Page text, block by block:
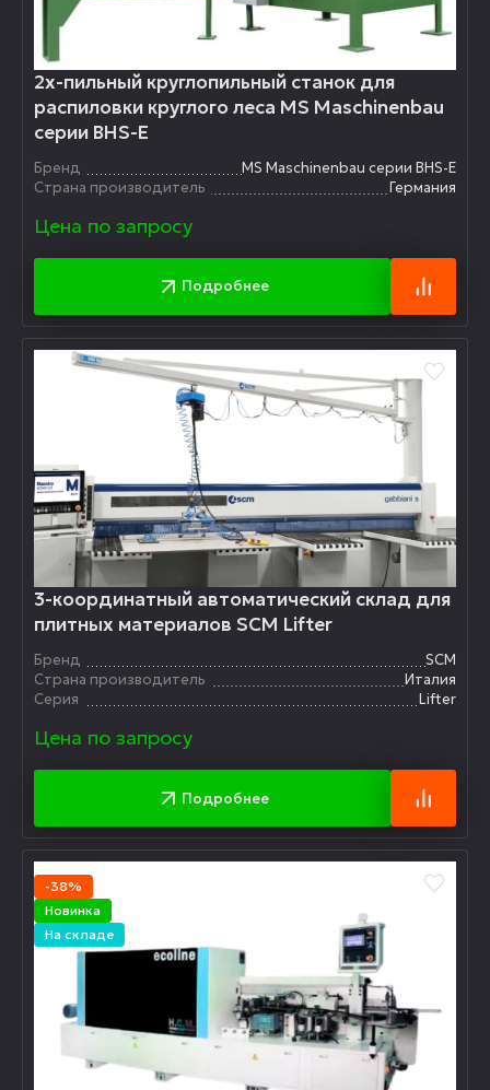
2х-пильный круглопильный станок для
распиловки круглого леса MS Maschinenbau
серии BHS-E
Бренд
MS Maschinenbau серии BHS-E
Страна производитель
Германия
Цена по запросу
Подробнее
3-координатный автоматический склад для
плитных материалов SCM Lifter
Бренд
SCM
Страна производитель
Италия
Серия
Lifter
Цена по запросу
Подробнее
-38%
Новинка
На складе